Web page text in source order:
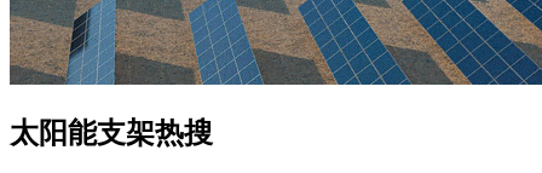
太阳能支架热搜